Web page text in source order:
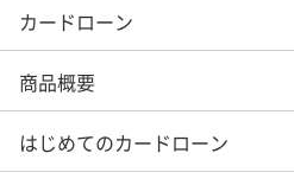
カードローン
商品概要
はじめてのカードローン